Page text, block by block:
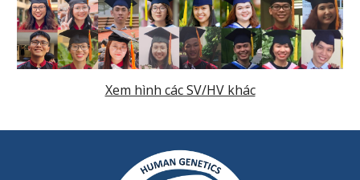
Xem hình các SV/HV khác